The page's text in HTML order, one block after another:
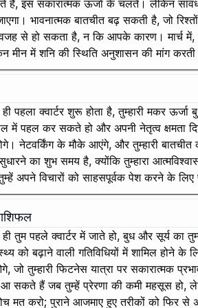
हैं, इस सकारात्मक ऊर्जा के चलते। लेकिन
भावनात्मक बातचीत बढ़ सकती है, जो
से हो सकता है, न कि आपके कारण। मार्च में,
मीन में शनि की स्थिति अनुशासन की मांग
पहला क्वार्टर शुरू होता है, तुम्हारी मकर
में पहल कर सकते हो और अपनी नेतृत्व क्षमता
नेटवर्किंग के मौके आएंगे, और तुम्हारी
का शुभ समय है, क्योंकि तुम्हारा
अपने विचारों को साहसपूर्वक पेश करने के
तुम पहले क्वार्टर में जाते हो, बुध और सूर्य का
को बढ़ाने वाली गतिविधियों में शामिल
जो तुम्हारी फिटनेस यात्रा पर सकारात्मक
सकते हैं जब तुम्हें प्रेरणा की कमी महसूस हो,
मत करो; पुराने आजमाए हुए तरीकों को फिर से